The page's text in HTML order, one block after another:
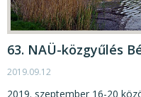
63. NAÜ-közgyűlés
2019.09.12
2019. szeptember 16-20